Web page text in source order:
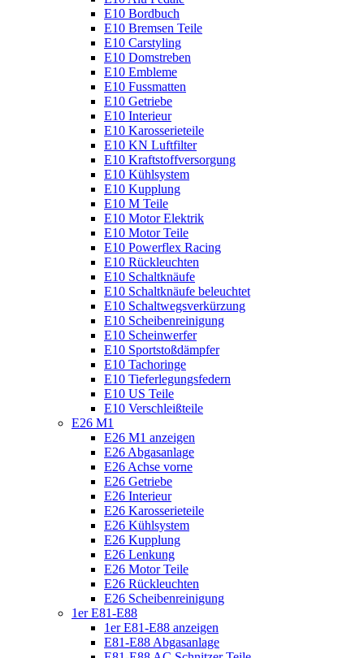
E10 Bordbuch
E10 Bremsen Teile
E10 Carstyling
E10 Domstreben
E10 Embleme
E10 Fussmatten
E10 Getriebe
E10 Interieur
E10 Karosserieteile
E10 KN Luftfilter
E10 Kraftstoffversorgung
E10 Kühlsystem
E10 Kupplung
E10 M Teile
E10 Motor Elektrik
E10 Motor Teile
E10 Powerflex Racing
E10 Rückleuchten
E10 Schaltknäufe
E10 Schaltknäufe beleuchtet
E10 Schaltwegsverkürzung
E10 Scheibenreinigung
E10 Scheinwerfer
E10 Sportstoßdämpfer
E10 Tachoringe
E10 Tieferlegungsfedern
E10 US Teile
E10 Verschleißteile
E26 M1
E26 M1 anzeigen
E26 Abgasanlage
E26 Achse vorne
E26 Getriebe
E26 Interieur
E26 Karosserieteile
E26 Kühlsystem
E26 Kupplung
E26 Lenkung
E26 Motor Teile
E26 Rückleuchten
E26 Scheibenreinigung
1er E81-E88
1er E81-E88 anzeigen
E81-E88 Abgasanlage